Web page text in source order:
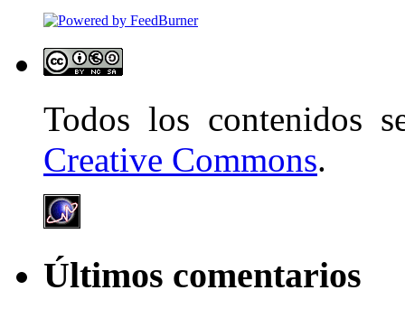
Todos los contenidos
Creative Commons.
Últimos comentarios